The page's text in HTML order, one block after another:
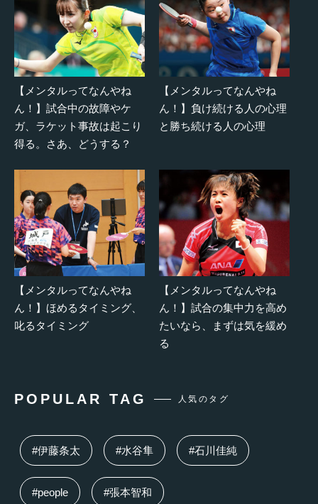
【メンタルってなんやね
ん！】試合中の故障やケ
ガ、ラケット事故は起こり
得る。さあ、どうする？
【メンタルってなんやね
ん！】負け続ける人の心理
と勝ち続ける人の心理
【メンタルってなんやね
ん！】ほめるタイミング、
叱るタイミング
【メンタルってなんやね
ん！】試合の集中力を高め
たいなら、まずは気を緩め
る
POPULAR TAG 人気のタグ
#伊藤条太 #水谷隼 #石川佳純
#people #張本智和